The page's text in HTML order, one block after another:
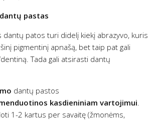
pastas
dantų patos turi didelį kiekį abrazyvo, kuris
pigmentinį apnašą, bet taip pat gali
Tada gali atsirasti dantų
dantų pastos
kasdieniniam vartojimui.
1-2 kartus per savaitę (žmonėms,